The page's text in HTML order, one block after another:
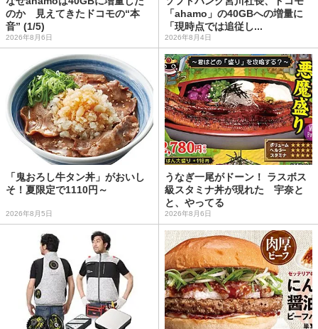
のか 見えてきたドコモの“本
音” (1/5)
2026年8月6日
「ahamo」の40GBへの増量に
「現時点では追従し...
2026年8月4日
「鬼おろし牛タン丼」がおいし
そ！夏限定で1110円～
2026年8月5日
うなぎ一尾がドーン！ ラスボス
級スタミナ丼が現れた 宇奈と
と、やってる
2026年8月6日